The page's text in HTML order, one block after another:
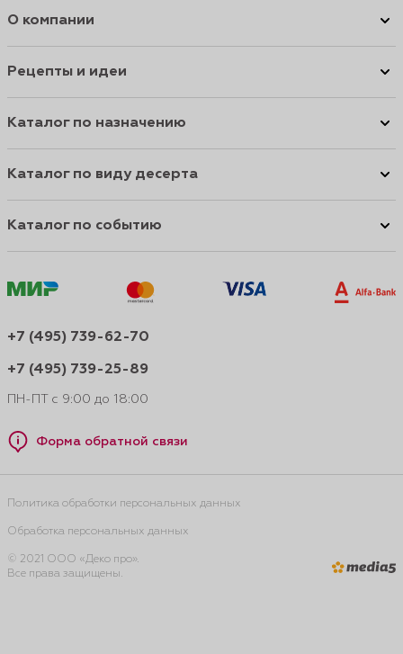
О компании
Рецепты и идеи
Каталог по назначению
Каталог по виду десерта
Каталог по событию
+7 (495) 739-62-70
+7 (495) 739-25-89
ПН-ПТ с 9:00 до 18:00
Форма обратной связи
Политика обработки персональных данных
Обработка персональных данных
© 2021 ООО «Деко про».
Все права защищены.